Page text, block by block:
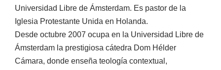
Universidad Libre de Ámsterdam. Es pastor de la
Iglesia Protestante Unida en Holanda.
Desde octubre 2007 ocupa en la Universidad Libre de
Ámsterdam la prestigiosa cátedra Dom Hélder
Cámara, donde enseña teología contextual,